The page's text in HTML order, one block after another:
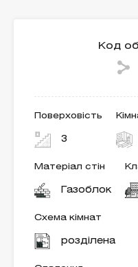
Код
Поверховість
3
Матеріал стін
Газоблок
Схема кімнат
розділена